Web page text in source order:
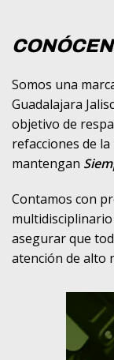
Somos una
Guadalajara
objetivo de
refacciones de
mantengan
Contamos con
asegurar que
atención de alto